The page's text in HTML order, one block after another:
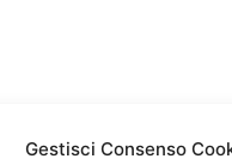
Gestisci Consenso